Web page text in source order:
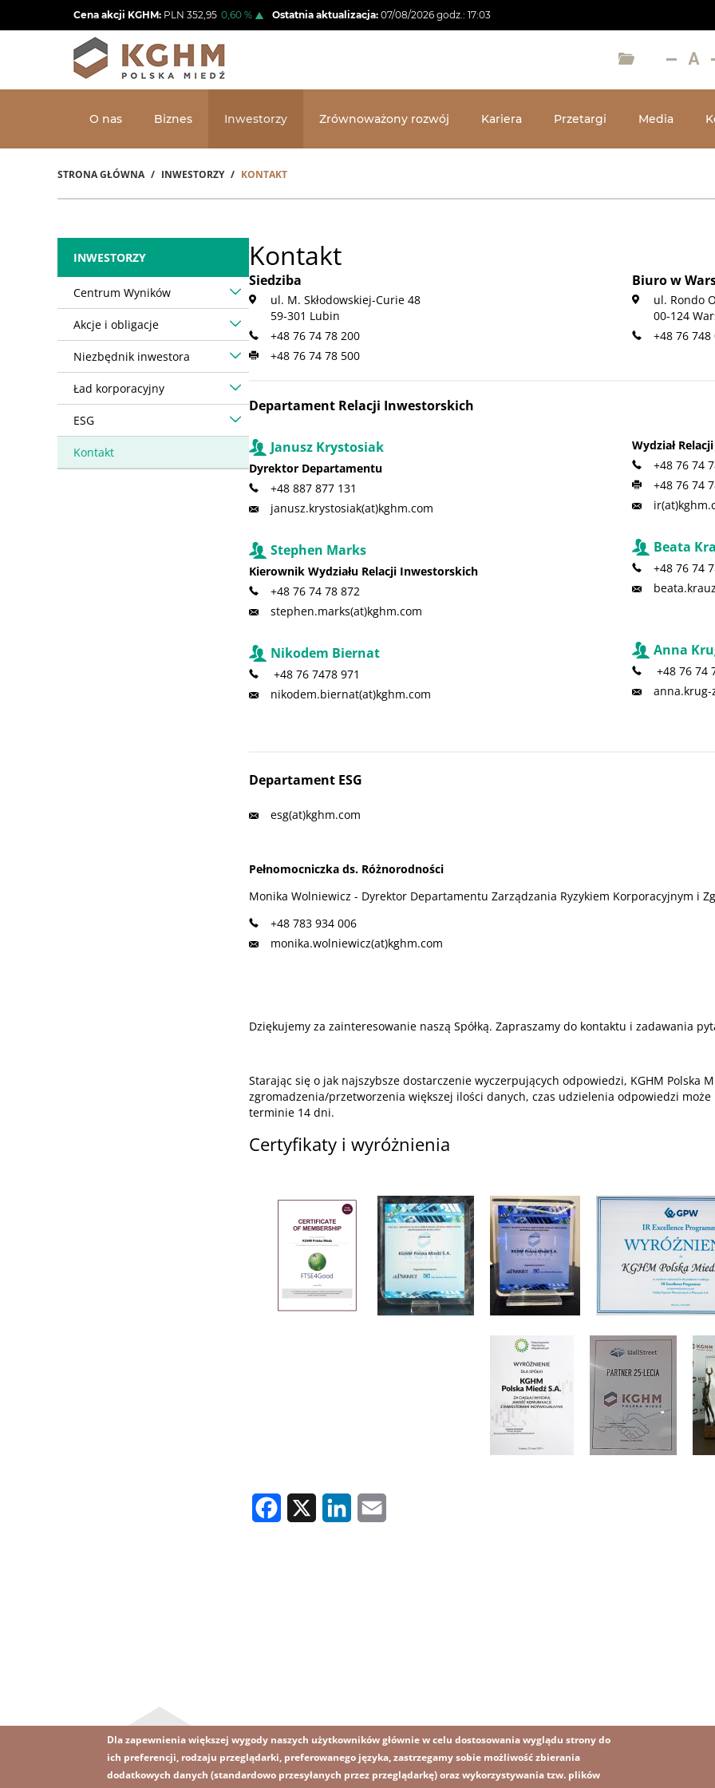
do
Cena akcji KGHM: PLN 352,95 0,60 % Ostatnia aktualizacja: 07/08/2026 godz.: 17:03
O nas Biznes Inwestorzy Zrównoważony rozwój Kariera Przetargi Media
Ścieżka
STRONA GŁÓWNA INWESTORZY KONTAKT
Kontakt
Siedziba
ul. M. Skłodowskiej-Curie 48
59-301 Lubin
+48 76 74 78 200
+48 76 74 78 500
Biuro w
ul. Rondo
00-124
+48 76 748
Departament Relacji Inwestorskich
Janusz Krystosiak
Dyrektor Departamentu
+48 887 877 131
janusz.krystosiak(at)kghm.com
Stephen Marks
Kierownik Wydziału Relacji Inwestorskich
+48 76 74 78 872
stephen.marks(at)kghm.com
Nikodem Biernat
+48 76 7478 971
nikodem.biernat(at)kghm.com
Wydział
+48 76 74
+48 76 74
Beata
+48 76 74
Anna
+48 76 74
anna.krug-
Departament ESG
esg(at)kghm.com
Pełnomocniczka ds. Różnorodności
Monika Wolniewicz - Dyrektor Departamentu Zarządzania Ryzykiem Korporacyjnym i
+48 783 934 006
monika.wolniewicz(at)kghm.com
Dziękujemy za zainteresowanie naszą Spółką. Zapraszamy do kontaktu i zadawania
Starając się o jak najszybsze dostarczenie wyczerpujących odpowiedzi, KGHM Polska
zgromadzenia/przetworzenia większej ilości danych, czas udzielenia odpowiedzi
terminie 14 dni.
Certyfikaty i wyróżnienia
Facebook LinkedIn
INWESTORZY
Centrum Wyników
Akcje i obligacje
Niezbędnik inwestora
Ład korporacyjny
ESG
Kontakt
Dla zapewnienia większej wygody naszych użytkowników głównie w celu dostosowania wyglądu strony do
ich preferencji, rodzaju przeglądarki, preferowanego języka, zastrzegamy sobie możliwość zbierania
dodatkowych danych (standardowo przesyłanych przez przeglądarkę) oraz wykorzystywania tzw. plików